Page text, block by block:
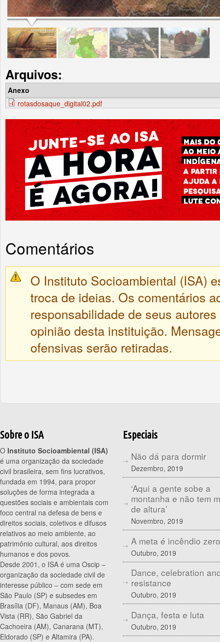
Arquivos:
Anexo
rotasdosaque_digital02.pdf
Comentários
O Instituto Socioambiental (ISA)
troca de ideias. Os comentários
responsabilidade de seus
opinião desta instituição.
ofensivas serão retiradas.
Sobre o ISA
O Instituto Socioambiental (ISA)
é uma organização da sociedade
civil brasileira, sem fins lucrativos,
fundada em 1994, para propor
soluções de forma integrada a
questões sociais e ambientais com
foco central na defesa de bens e
direitos sociais, coletivos e difusos
relativos ao meio ambiente, ao
patrimônio cultural, aos direitos
humanos e dos povos.
Desde 2001, o ISA é uma Oscip –
organização da sociedade civil de
interesse público – com sede em
São Paulo (SP) e subsedes em
Brasília (DF), Manaus (AM), Boa
Vista (RR), São Gabriel da
Cachoeira (AM), Canarana (MT),
Eldorado (SP) e Altamira (PA).
Especiais
Não dá para dormir
Dezembro, 2019
‘Aqui a gente sobe a
montanha e não tem
de altura’
Novembro, 2019
A meta é incêndio zero
Outubro, 2019
Dance, celebration
resistance
Outubro, 2019
Dança, festa e luta
Outubro, 2019